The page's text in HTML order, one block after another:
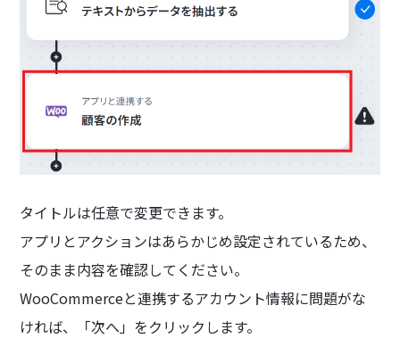
タイトルは任意で変更できます。
アプリとアクションはあらかじめ設定されているため、
そのまま内容を確認してください。
WooCommerceと連携するアカウント情報に問題がな
ければ、「次へ」をクリックします。